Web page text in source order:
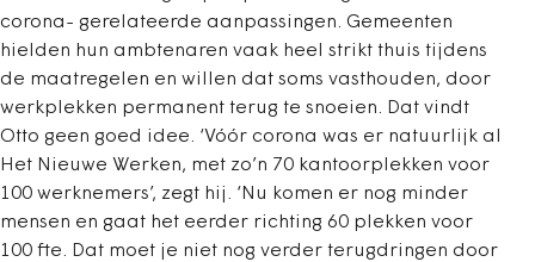
corona- gerelateerde aanpassingen. Gemeenten
hielden hun ambtenaren vaak heel strikt thuis tijdens
de maatregelen en willen dat soms vasthouden, door
werkplekken permanent terug te snoeien. Dat vindt
Otto geen goed idee. ‘Vóór corona was er natuurlijk al
Het Nieuwe Werken, met zo’n 70 kantoorplekken voor
100 werknemers’, zegt hij. ‘Nu komen er nog minder
mensen en gaat het eerder richting 60 plekken voor
100 fte. Dat moet je niet nog verder terugdringen door